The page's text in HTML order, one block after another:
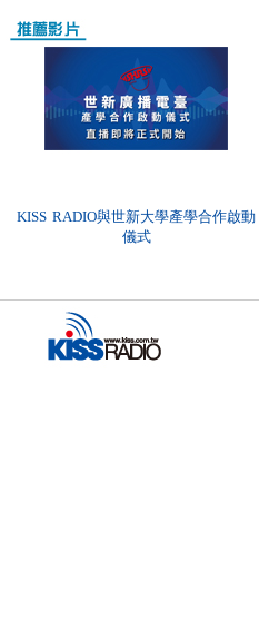
KISS RADIO與世新大學產學合作啟動
儀式